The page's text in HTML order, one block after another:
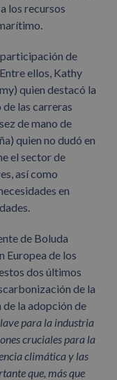
los recursos
de
ellos, Kathy
quien destacó la
las carreras
de mano de
quien no dudó en
el sector de
así como
en
de Boluda
Europea de los
dos últimos
de la
la adopción de
para la industria
cruciales para la
climática y las
que, más que